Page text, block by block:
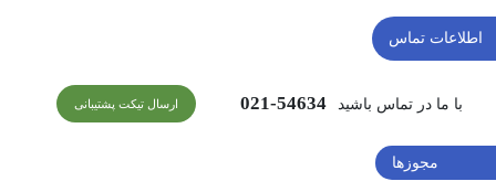
اطلاعات تماس
ارسال تیکت پشتیبانی با ما در تماس باشید 54634-021
مجوزها